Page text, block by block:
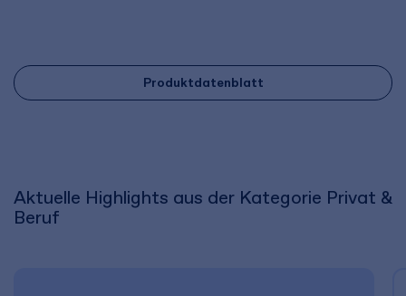
Produktdatenblatt
Aktuelle Highlights aus der Kategorie Privat &
Beruf